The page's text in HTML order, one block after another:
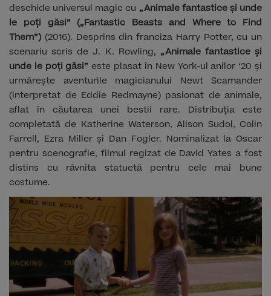
deschide universul magic cu „Animale fantastice și unde
le poți găsi” („Fantastic Beasts and Where to Find
Them”) (2016). Desprins din franciza Harry Potter, cu un
scenariu scris de J. K. Rowling, „Animale fantastice și
unde le poți găsi” este plasat în New York-ul anilor ‘20 și
urmărește aventurile magicianului Newt Scamander
(interpretat de Eddie Redmayne) pasionat de animale,
aflat în căutarea unei bestii rare. Distribuția este
completată de Katherine Waterson, Alison Sudol, Colin
Farrell, Ezra Miller și Dan Fogler. Nominalizat la Oscar
pentru scenografie, filmul regizat de David Yates a fost
distins cu râvnita statuetă pentru cele mai bune
costume.